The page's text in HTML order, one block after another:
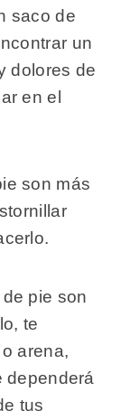
saco de
un
dolores de
en el
son más
pie son
te
arena,
dependerá
tus